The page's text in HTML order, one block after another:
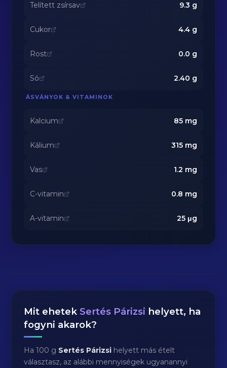
Telített zsírsav 9.3 g
Cukor 4.4g
Rost 0.0 g
Só 2.40 g
ÁSVÁNYOK & VITAMINOK
Kalcium 85mg
Kálium 315mg
Vas 1.2 mg
C-vitamin 0.8 mg
A-vitamin 25μg
Mit ehetek Sertés Párizsi helyett, ha
fogyni akarok?
Ha 100 g Sertés Párizsi helyett más ételt
választasz, az alábbi mennyiségek ugyanannyi